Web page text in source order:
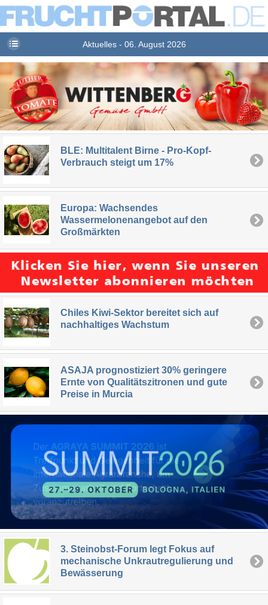
Aktuelles - 06. August 2026
BLE: Multitalent Birne - Pro-Kopf-
Verbrauch steigt um 17%
Europa: Wachsendes
Wassermelonenangebot auf den
Großmärkten
Chiles Kiwi-Sektor bereitet sich auf
nachhaltiges Wachstum
ASAJA prognostiziert 30% geringere
Ernte von Qualitätszitronen und gute
Preise in Murcia
3. Steinobst-Forum legt Fokus auf
mechanische Unkrautregulierung und
Bewässerung